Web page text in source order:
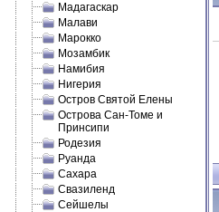
Мадагаскар
Малави
Марокко
Мозамбик
Намибия
Нигерия
Остров Святой Елены
Острова Сан-Томе и
Принсипи
Родезия
Руанда
Сахара
Свазиленд
Сейшелы